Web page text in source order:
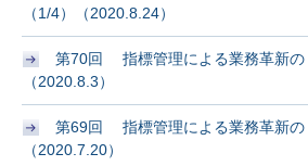
（1/4）（2020.8.24）
第70回 指標管理による業務革新の
（2020.8.3）
第69回 指標管理による業務革新の
（2020.7.20）